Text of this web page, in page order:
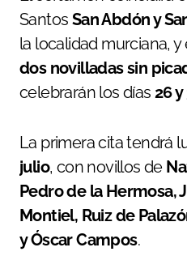
Santos San Abdón y
la localidad murciana,
dos novilladas sin
celebrarán los días 26
La primera cita tendrá
julio, con novillos de
Pedro de la Hermosa,
Montiel, Ruiz de
y Óscar Campos.